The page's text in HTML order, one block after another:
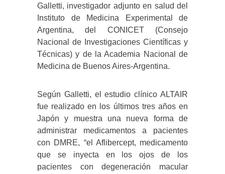
Galletti, investigador adjunto en salud del
Instituto de Medicina Experimental de
Argentina, del CONICET (Consejo
Nacional de Investigaciones Científicas y
Técnicas) y de la Academia Nacional de
Medicina de Buenos Aires-Argentina.
Según Galletti, el estudio clínico ALTAIR
fue realizado en los últimos tres años en
Japón y muestra una nueva forma de
administrar medicamentos a pacientes
con DMRE, “el Aflibercept, medicamento
que se inyecta en los ojos de los
pacientes con degeneración macular